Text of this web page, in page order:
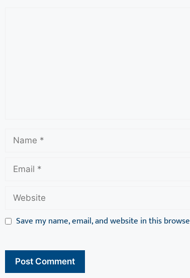
Save my name, email, and website in this